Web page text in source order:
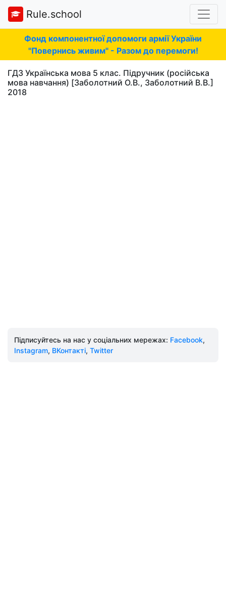
Rule.school
Фонд компонентної допомоги армії України
"Повернись живим" - Разом до перемоги!
ГДЗ Українська мова 5 клас. Підручник (російська
мова навчання) [Заболотний О.В., Заболотний В.В.]
2018
Підписуйтесь на нас у соціальних мережах: Facebook,
Instagram, ВКонтакті, Twitter